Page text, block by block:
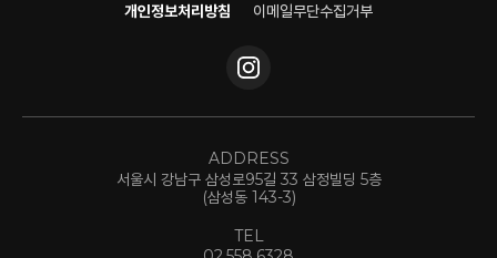
개인정보처리방침 이메일무단수집거부
ADDRESS
서울시 강남구 삼성로95길 33 삼정빌딩 5층
(삼성동 143-3)
TEL